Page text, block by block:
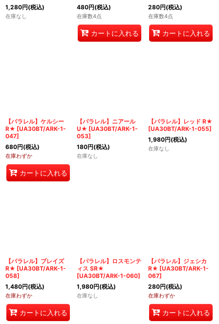
1,280円(税込)
在庫なし
480円(税込)
在庫数4点
カートに入れる
280円(税込)
在庫数4点
カートに入れる
【パラレル】ケルシー
R★ [UA30BT/ARK-1-
047]
680円(税込)
在庫わずか
カートに入れる
【パラレル】ニアール
U★ [UA30BT/ARK-1-
053]
180円(税込)
在庫なし
【パラレル】レッド R★
[UA30BT/ARK-1-055]
1,980円(税込)
在庫なし
【パラレル】ブレイズ
R★ [UA30BT/ARK-1-
058]
1,480円(税込)
在庫わずか
カートに入れる
【パラレル】ロスモンテ
ィス SR★
[UA30BT/ARK-1-060]
1,980円(税込)
在庫なし
【パラレル】ジェシカ
R★ [UA30BT/ARK-1-
067]
280円(税込)
在庫わずか
カートに入れる